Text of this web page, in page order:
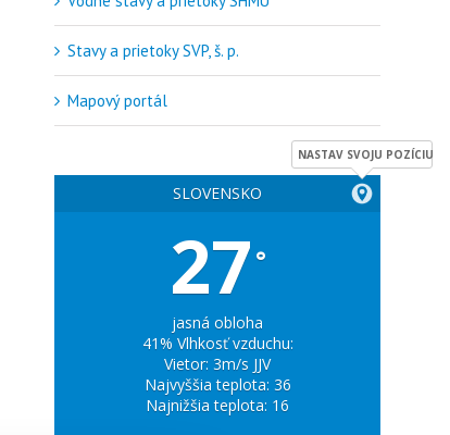
Stavy a prietoky SVP, š. p.
Mapový portál
SLOVENSKO
NASTAV SVOJU POZÍCIU
27 °
jasná obloha
41% Vlhkosť vzduchu:
Vietor: 3m/s JJV
Najvyššia teplota: 36
Najnižšia teplota: 16